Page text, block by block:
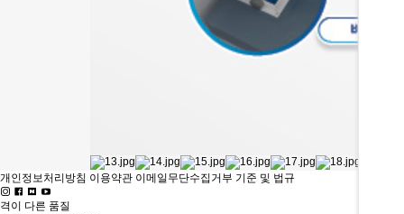
개인정보처리방침 이용약관 이메일무단수집거부 기준 및 법규
격이 다른 품질